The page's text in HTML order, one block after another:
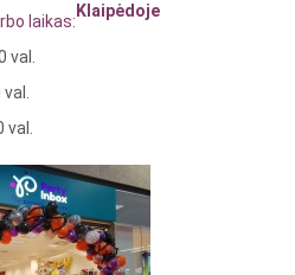
laikas:
val.
Klaipėdoje